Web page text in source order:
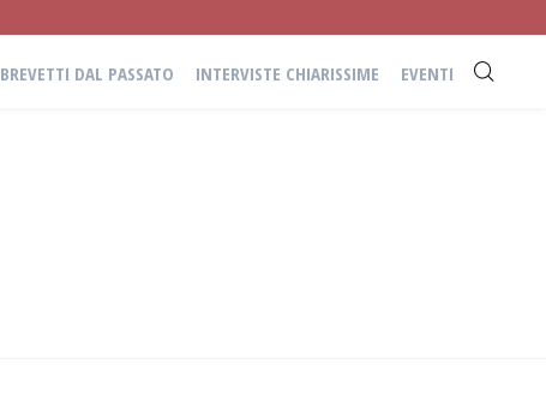
BREVETTI DAL PASSATO INTERVISTE CHIARISSIME EVENTI